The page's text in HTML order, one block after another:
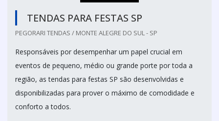
TENDAS PARA FESTAS SP
PEGORARI TENDAS / MONTE ALEGRE DO SUL - SP
Responsáveis por desempenhar um papel crucial em
eventos de pequeno, médio ou grande porte por toda a
região, as tendas para festas SP são desenvolvidas e
disponibilizadas para prover o máximo de comodidade e
conforto a todos.